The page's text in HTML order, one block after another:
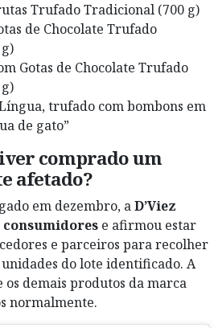
Trufado Tradicional (700 g)
de Chocolate Trufado
Gotas de Chocolate Trufado
trufado com bombons em
de gato”
comprado um
afetado?
em dezembro, aD’Viez
consumidores e afirmou estar
e parceiros para recolher
do lote identificado. A
demais produtos da marca
normalmente.